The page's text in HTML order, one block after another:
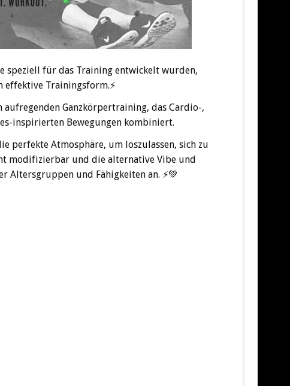
speziell für das Training entwickelt wurden,
effektive Trainingsform.⚡
Ganzkörpertraining, das Cardio-,
inspirierten Bewegungen kombiniert.
perfekte Atmosphäre, um loszulassen, sich zu
modifizierbar und die alternative Vibe und
Altersgruppen und Fähigkeiten an. ⚡💚